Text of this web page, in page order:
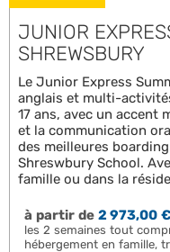
JUNIOR
SHREWSBURY
Le Junior Express
anglais et multi-
17 ans, avec un accent
et la communication
des meilleures
Shreswbury School.
famille ou dans la
à partir de2 973,00 €
les 2 semaines tout
hébergement en famille,